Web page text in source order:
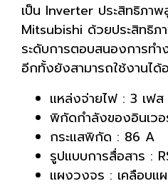
เป็น Inverter ประสิทธิภา
Mitsubishi ด้วยประสิทธิภ
ระดับการตอบสนองการท
อีกทั้งยังสามารถใช้งานได้
แหล่งจ่ายไฟ : 3 เฟ
พิกัดกำลังของอินเว
กระแสพิกัด : 86 A
รูปแบบการสื่อสาร :
แผงวงจร : เคลือบแ